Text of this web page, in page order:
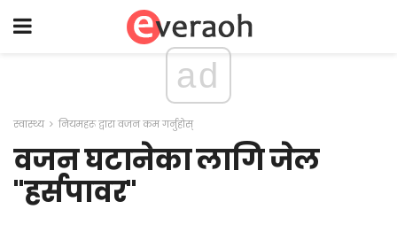
ad
स्वास्थ्य नियमहरू द्वारा वजन कम गर्नुहोस्
वजन घटानेका लागि जेल
"हर्सपावर"